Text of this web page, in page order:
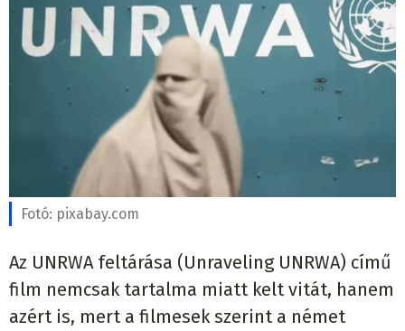
Fotó: pixabay.com
Az UNRWA feltárása (Unraveling UNRWA) című
film nemcsak tartalma miatt kelt vitát, hanem
azért is, mert a filmesek szerint a német